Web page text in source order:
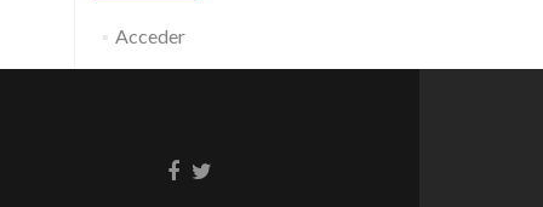
Acceder
EnlaceEnlace